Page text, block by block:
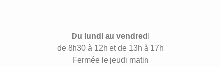
Du lundi au vendred i
de 8h30 à 12h et de 13h à 17h
Fermée le jeudi matin